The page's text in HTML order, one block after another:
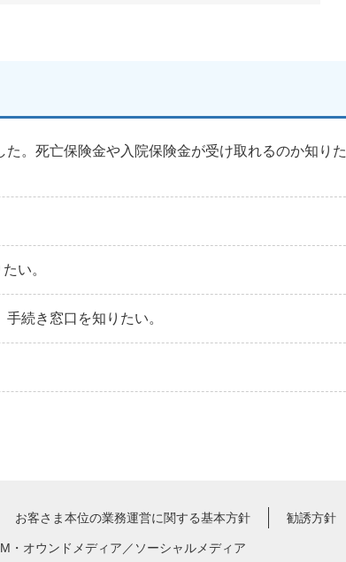
。死亡保険金や入院保険金が受け取れるのか知りた
い。
続き窓口を知りたい。
お客さま本位の業務運営に関する基本方針 勧誘方針
・オウンドメディア／ソーシャルメディア